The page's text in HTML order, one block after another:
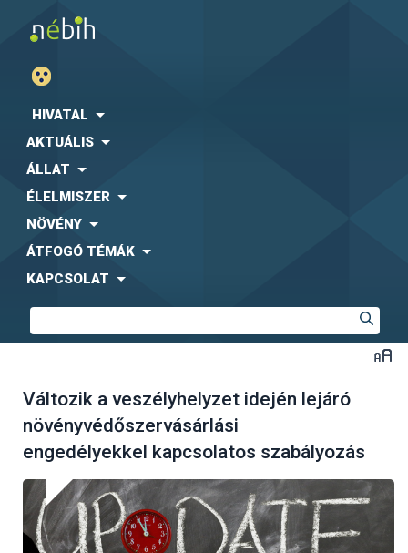
HIVATAL
AKTUÁLIS
ÁLLAT
ÉLELMISZER
NÖVÉNY
ÁTFOGÓ TÉMÁK
KAPCSOLAT
Változik a veszélyhelyzet idején lejáró
növényvédőszervásárlási
engedélyekkel kapcsolatos szabályozás